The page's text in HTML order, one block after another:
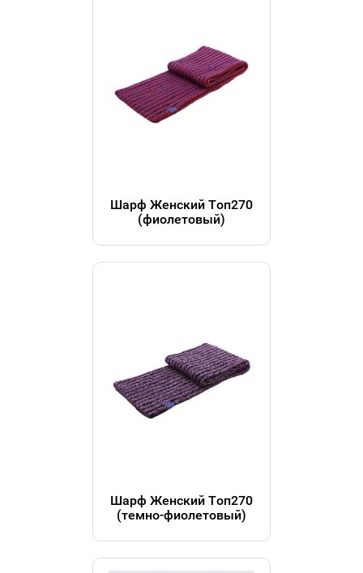
Шарф Женский Топ270
(фиолетовый)
Шарф Женский Топ270
(темно-фиолетовый)